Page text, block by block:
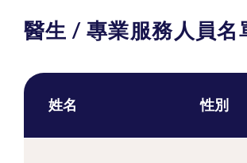
醫生 / 專業服務人員名
姓名 性別